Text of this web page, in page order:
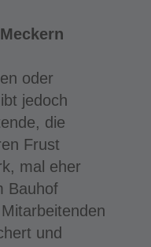
Meckern
oder
jedoch
die
Frust
mal eher
Bauhof
und